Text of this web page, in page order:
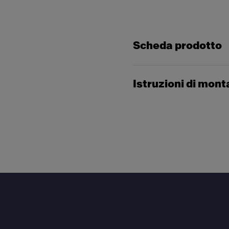
Scheda prodotto
Istruzioni di